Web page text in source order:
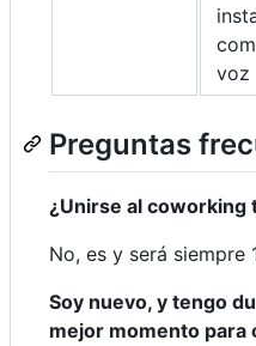
voz
Preguntas
¿Unirse al coworking
No, es y será siempre
Soy nuevo, y tengo
mejor momento para